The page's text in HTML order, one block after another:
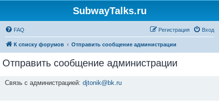
SubwayTalks.ru
FAQ Вход
Регистрация
К списку форумов Отправить сообщение администрации
Отправить сообщение администрации
Связь с администрацией: djtonik@bk.ru